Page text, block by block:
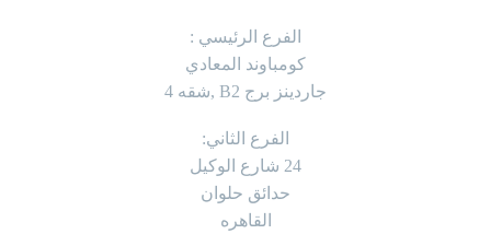
الفرع الرئيسي :
كومباوند المعادي
جاردينز برج B2 ,شقه 4
الفرع الثاني:
24 شارع الوكيل
حدائق حلوان
القاهره